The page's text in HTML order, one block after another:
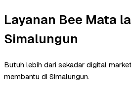
Layanan Bee Mata
Simalungun
Butuh lebih dari sekadar digital
membantu di Simalungun.